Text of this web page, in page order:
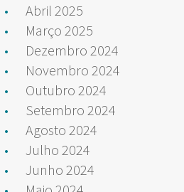
Abril 2025
Março 2025
Dezembro 2024
Novembro 2024
Outubro 2024
Setembro 2024
Agosto 2024
Julho 2024
Junho 2024